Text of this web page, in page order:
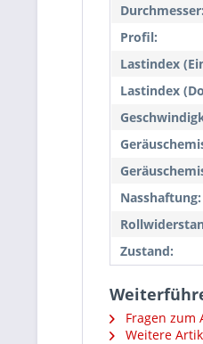
Durchmesser:
Profil:
Lastindex
Lastindex
Nasshaftung:
Zustand:
Fragen zum
Weitere